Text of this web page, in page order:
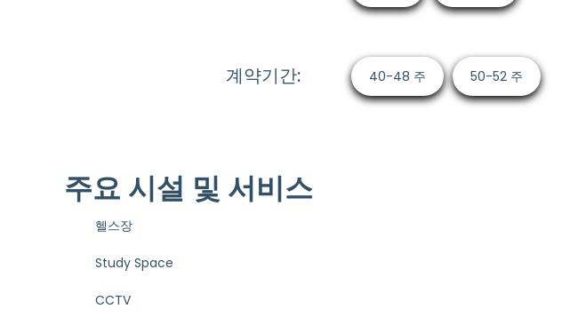
계약기간: 40-48 주 50-52 주
주요 시설 및 서비스
헬스장
Study Space
CCTV